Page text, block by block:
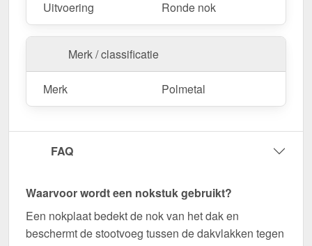
dakoppervlak.
Als er ter plaatse aanpassingen nodig zijn, kan de
metalen plaat gemakkelijk worden ingekort door
deze te zagen.
Bestel nu Ronde nok klein | 1,965 m bestellen –
Op maat gemaakt voor uw project & snel
Duurzaam, weerbestendig, op maat gemaakt - bestel
nu en profiteer van een snelle levering!
Opgelet:Dit nokstuk wordt voornamelijk gebruikt
golfplaten en felsplaten wordt meestal het vlakke
nokstuk meestal gebruikt.
Uitvoering Ronde nok
Merk / classificatie
Merk Polmetal
FAQ
Waarvoor wordt een nokstuk gebruikt?
Een nokplaat bedekt de nok van het dak en
beschermt de stootvoeg tussen de dakvlakken tegen